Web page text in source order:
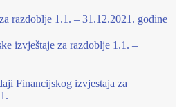
razdoblje 1.1. – 31.12.2021. godine
izvještaje za razdoblje 1.1. –
Financijskog izvjestaja za